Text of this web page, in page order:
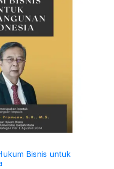
Bisnis untuk